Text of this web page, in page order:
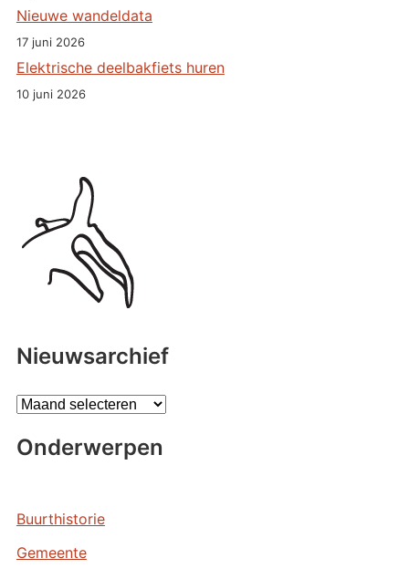
Nieuwe wandeldata
17 juni 2026
Elektrische deelbakfiets huren
10 juni 2026
Nieuwsarchief
A
c
e
e
Onderwerpen
Buurthistorie
Gemeente